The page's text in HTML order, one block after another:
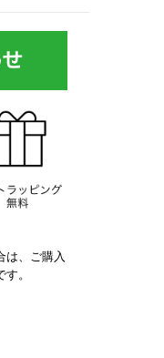
は、ご購入
。